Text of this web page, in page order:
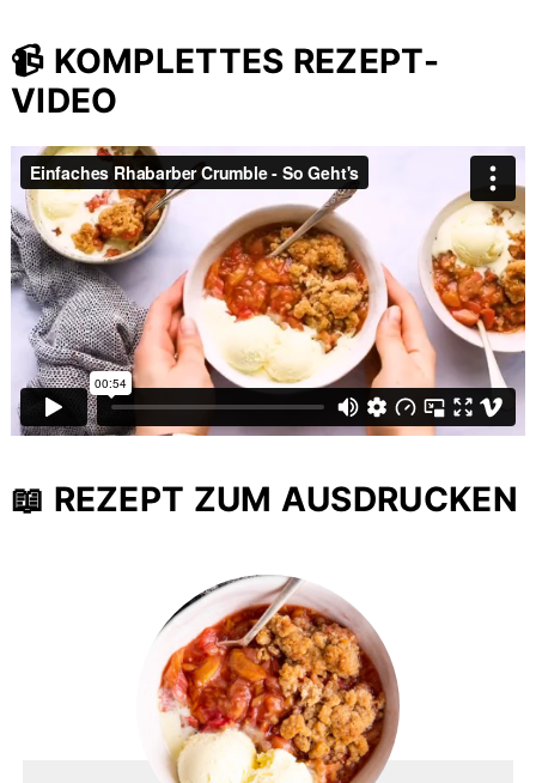
📹 KOMPLETTES REZEPT-
VIDEO
📖 REZEPT ZUM AUSDRUCKEN